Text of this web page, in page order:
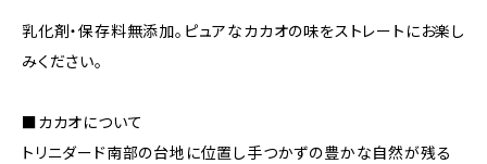
乳化剤・保存料無添加。ピュアなカカオの味をストレートにお楽し
みください。
■カカオについて
トリニダード南部の台地に位置し手つかずの豊かな自然が残る